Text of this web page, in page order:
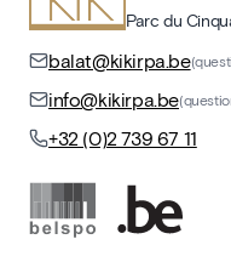
Parc du
balat@kikirpa.be
info@kikirpa.be
+32 (0)2 739 67 11